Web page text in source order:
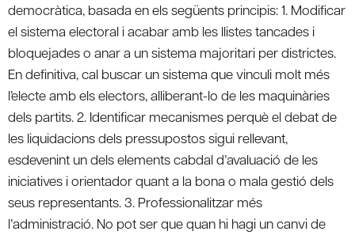
democràtica, basada en els següents principis: 1. Modificar
el sistema electoral i acabar amb les llistes tancades i
bloquejades o anar a un sistema majoritari per districtes.
En definitiva, cal buscar un sistema que vinculi molt més
l’electe amb els electors, alliberant-lo de les maquinàries
dels partits. 2. Identificar mecanismes perquè el debat de
les liquidacions dels pressupostos sigui rellevant,
esdevenint un dels elements cabdal d’avaluació de les
iniciatives i orientador quant a la bona o mala gestió dels
seus representants. 3. Professionalitzar més
l’administració. No pot ser que quan hi hagi un canvi de